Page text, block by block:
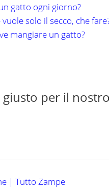
gatto ogni giorno?
solo il secco, che
mangiare un gatto?
per il
| Tutto Zampe